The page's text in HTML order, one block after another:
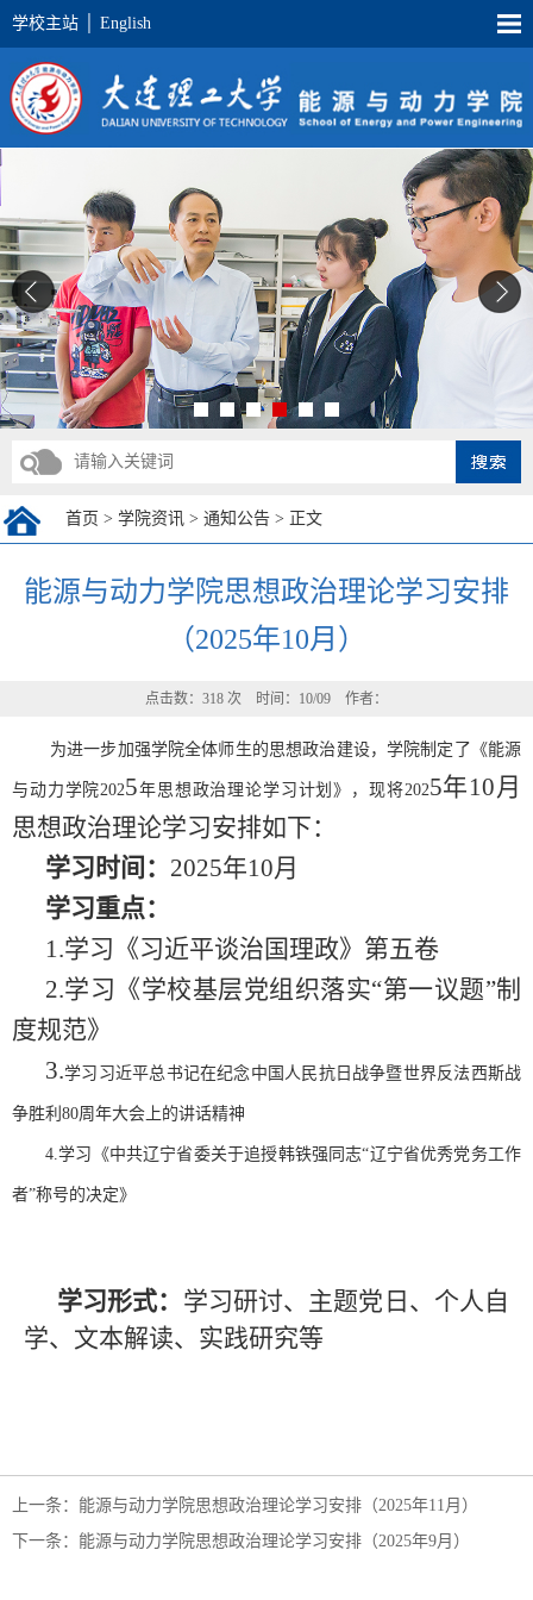
学校主站 English
首页 > 学院资讯 > 通知公告 > 正文
能源与动力学院思想政治理论学习安排
（2025年10月）
点击数： 318 次 时间：10/09 作者：
为进一步加强学院全体师生的思想政治建设，学院制定了《能源
与动力学院2025年思想政治理论学习计划》，现将2025年10月
思想政治理论学习安排如下：
学习时间： 2025年10月
学习重点：
1.学习《习近平谈治国理政》第五卷
2.学习《学校基层党组织落实“第一议题”制
度规范》
3.学习习近平总书记在纪念中国人民抗日战争暨世界反法西斯战
争胜利80周年大会上的讲话精神
4.学习《中共辽宁省委关于追授韩铁强同志“辽宁省优秀党务工作
者”称号的决定》
学习形式： 学习研讨、主题党日、个人自
学、文本解读、实践研究等
上一条： 能源与动力学院思想政治理论学习安排（2025年11月）
下一条： 能源与动力学院思想政治理论学习安排（2025年9月）